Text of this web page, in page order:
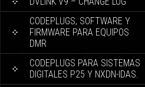
CODEPLUGS, SOFTWARE Y
FIRMWARE PARA EQUIPOS
DMR
CODEPLUGS PARA SISTEMAS
DIGITALES P25 Y NXDN-IDAS.